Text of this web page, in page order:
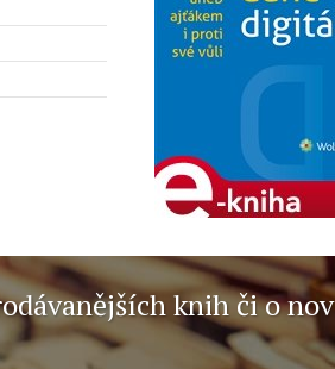
knih či o